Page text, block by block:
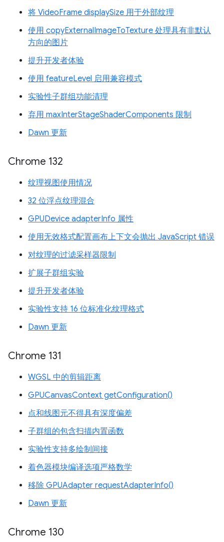
将 VideoFrame displaySize 用于外部纹理
使用 copyExternalImageToTexture 处理具有非默认
方向的图片
提升开发者体验
使用 featureLevel 启用兼容模式
实验性子群组功能清理
弃用 maxInterStageShaderComponents 限制
Dawn 更新
Chrome 132
纹理视图使用情况
32 位浮点纹理混合
GPUDevice adapterInfo 属性
使用无效格式配置画布上下文会抛出 JavaScript 错误
对纹理的过滤采样器限制
扩展子群组实验
提升开发者体验
实验性支持 16 位标准化纹理格式
Dawn 更新
Chrome 131
WGSL 中的剪辑距离
GPUCanvasContext getConfiguration()
点和线图元不得具有深度偏差
子群组的包含扫描内置函数
实验性支持多绘制间接
着色器模块编译选项严格数学
移除 GPUAdapter requestAdapterInfo()
Dawn 更新
Chrome 130